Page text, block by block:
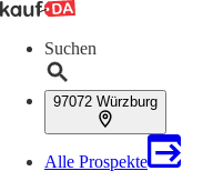
Suchen
97072 Würzburg
Alle Prospekte